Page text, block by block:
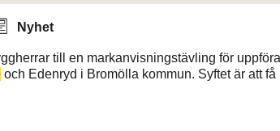
Nyhet
till en markanvisningstävling för
och Edenryd i Bromölla kommun. Syftet är att få